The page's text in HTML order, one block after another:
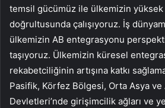
temsil gücümüz ile ülkemizin
doğrultusunda çalışıyoruz. İş
ülkemizin AB entegrasyonu
taşıyoruz. Ülkemizin küresel
rekabetciliğinin artışına katkı
Pasifik, Körfez Bölgesi, Orta Asya
Devletleri’nde girişimcilik ağları ve